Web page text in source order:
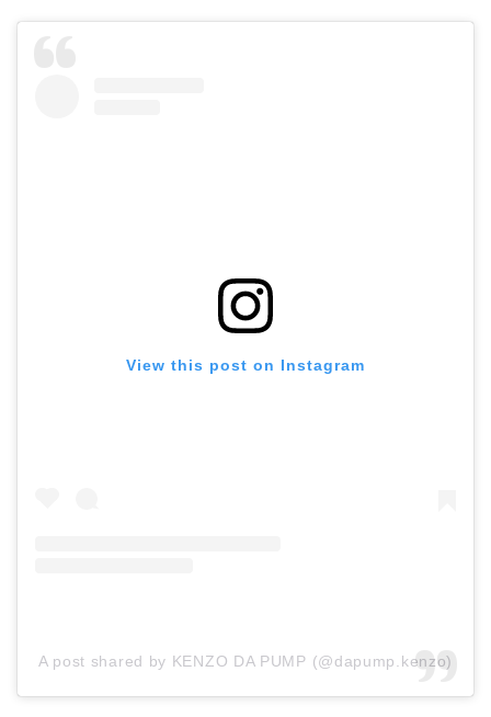
View this post on Instagram
A post shared by KENZO DA PUMP (@dapump.kenzo)